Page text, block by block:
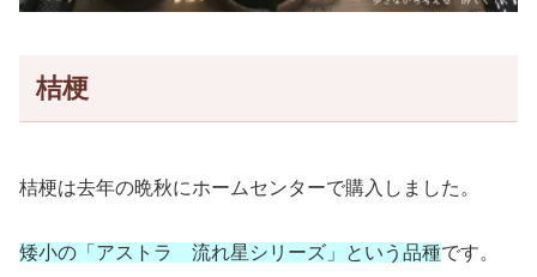
桔梗
桔梗は去年の晩秋にホームセンターで購入しました。
矮小の「アストラ 流れ星シリーズ」という品種です。